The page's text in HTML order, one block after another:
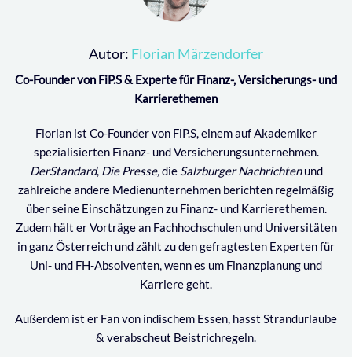
Autor: Florian Märzendorfer
Co-Founder von FiP.S & Experte für Finanz-, Versicherungs- und
Karrierethemen
Florian ist Co-Founder von FiP.S, einem auf Akademiker
spezialisierten Finanz- und Versicherungsunternehmen.
DerStandard, Die Presse,die Salzburger Nachrichtenund
zahlreiche andere Medienunternehmen berichten regelmäßig
über seine Einschätzungen zu Finanz- und Karrierethemen.
Zudem hält er Vorträge an Fachhochschulen und Universitäten
in ganz Österreich und zählt zu den gefragtesten Experten für
Uni- und FH-Absolventen, wenn es um Finanzplanung und
Karriere geht.
Außerdem ist er Fan von indischem Essen, hasst Strandurlaube
& verabscheut Beistrichregeln.